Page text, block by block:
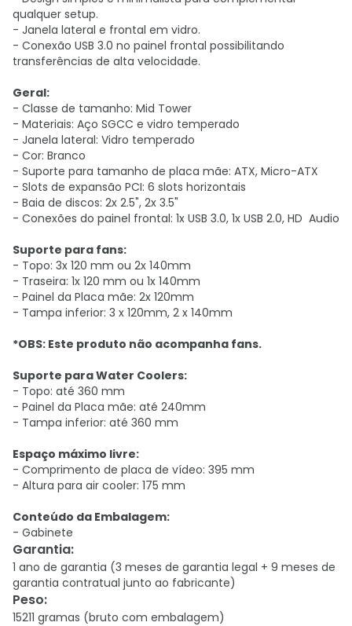
qualquer setup.
- Janela lateral e frontal em vidro.
- Conexão USB 3.0 no painel frontal possibilitando
transferências de alta velocidade.
Geral:
- Classe de tamanho: Mid Tower
- Materiais: Aço SGCC e vidro temperado
- Janela lateral: Vidro temperado
- Cor: Branco
- Suporte para tamanho de placa mãe: ATX, Micro-ATX
- Slots de expansão PCI: 6 slots horizontais
- Baia de discos: 2x 2.5", 2x 3.5"
- Conexões do painel frontal: 1x USB 3.0, 1x USB 2.0, HD Audio
Suporte para fans:
- Topo: 3x 120 mm ou 2x 140mm
- Traseira: 1x 120 mm ou 1x 140mm
- Painel da Placa mãe: 2x 120mm
- Tampa inferior: 3 x 120mm, 2 x 140mm
*OBS: Este produto não acompanha fans.
Suporte para Water Coolers:
- Topo: até 360 mm
- Painel da Placa mãe: até 240mm
- Tampa inferior: até 360 mm
Espaço máximo livre:
- Comprimento de placa de vídeo: 395 mm
- Altura para air cooler: 175 mm
Conteúdo da Embalagem:
- Gabinete
Garantia:
1 ano de garantia (3 meses de garantia legal + 9 meses de
garantia contratual junto ao fabricante)
Peso:
15211 gramas (bruto com embalagem)